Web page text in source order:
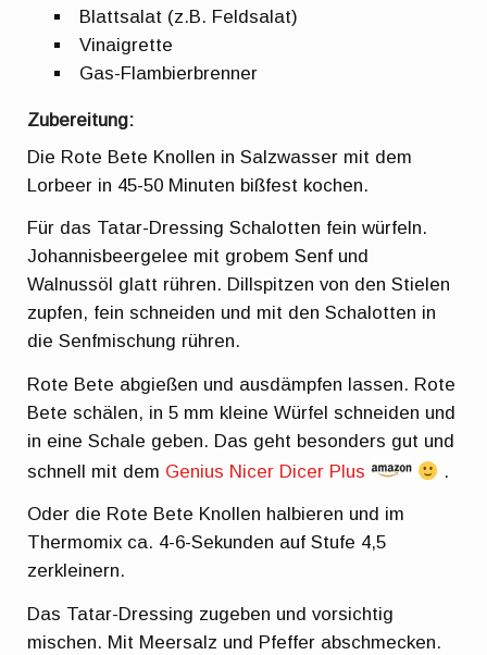
Blattsalat (z.B. Feldsalat)
Vinaigrette
Gas-Flambierbrenner
Zubereitung:
Die Rote Bete Knollen in Salzwasser mit dem
Lorbeer in 45-50 Minuten bißfest kochen.
Für das Tatar-Dressing Schalotten fein würfeln.
Johannisbeergelee mit grobem Senf und
Walnussöl glatt rühren. Dillspitzen von den Stielen
zupfen, fein schneiden und mit den Schalotten in
die Senfmischung rühren.
Rote Bete abgießen und ausdämpfen lassen. Rote
Bete schälen, in 5 mm kleine Würfel schneiden und
in eine Schale geben. Das geht besonders gut und
schnell mit dem Genius Nicer Dicer Plus .
Oder die Rote Bete Knollen halbieren und im
Thermomix ca. 4-6-Sekunden auf Stufe 4,5
zerkleinern.
Das Tatar-Dressing zugeben und vorsichtig
mischen. Mit Meersalz und Pfeffer abschmecken.